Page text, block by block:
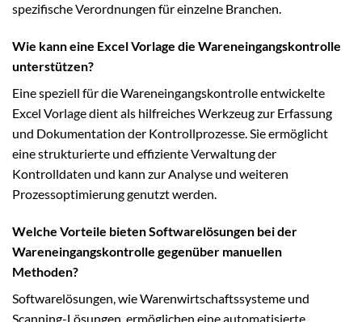
spezifische Verordnungen für einzelne Branchen.
Wie kann eine Excel Vorlage die Wareneingangskontrolle
unterstützen?
Eine speziell für die Wareneingangskontrolle entwickelte
Excel Vorlage dient als hilfreiches Werkzeug zur Erfassung
und Dokumentation der Kontrollprozesse. Sie ermöglicht
eine strukturierte und effiziente Verwaltung der
Kontrolldaten und kann zur Analyse und weiteren
Prozessoptimierung genutzt werden.
Welche Vorteile bieten Softwarelösungen bei der
Wareneingangskontrolle gegenüber manuellen
Methoden?
Softwarelösungen, wie Warenwirtschaftssysteme und
Scanning-Lösungen, ermöglichen eine automatisierte,